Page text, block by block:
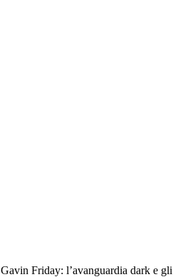
Gavin Friday: l’avanguardia dark e